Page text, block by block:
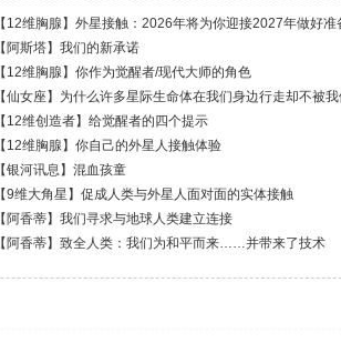
【12维胸腺】外星接触：2026年将为你迎接2027年做好准
【阿斯塔】我们的新承诺
【12维胸腺】你作为觉醒者/现代大师的角色
【仙女座】为什么许多星际生命体在我们身边行走却不被
【12维创造者】给觉醒者的四个提示
【12维胸腺】你自己的外星人接触体验
【银河讯息】混血孩童
【9维大角星】促成人类与外星人面对面的实体接触
【阿香蒂】我们寻求与地球人类建立连接
【阿香蒂】致全人类：我们为和平而来……并带来了技术